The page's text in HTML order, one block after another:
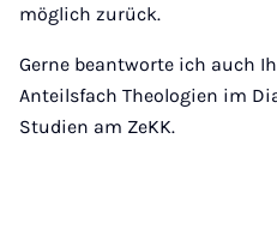
möglich zurück.
Gerne beantworte ich auch
Anteilsfach Theologien im
Studien am ZeKK.